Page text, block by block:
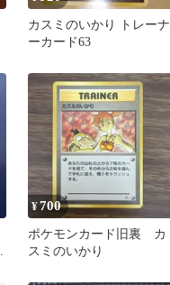
カスミのいかり トレーナ
ーカード63
¥700
ポケモンカード旧裏 カ
スミのいかり